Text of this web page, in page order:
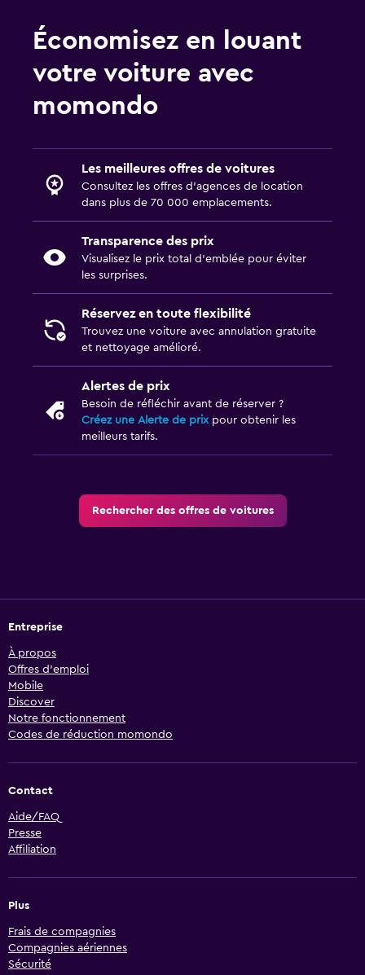
Économisez en louant
votre voiture avec
momondo
Les meilleures offres de voitures
Consultez les offres d’agences de location
dans plus de 70 000 emplacements.
Transparence des prix
Visualisez le prix total d’emblée pour éviter
les surprises.
Réservez en toute flexibilité
Trouvez une voiture avec annulation gratuite
et nettoyage amélioré.
Alertes de prix
Besoin de réfléchir avant de réserver ?
Créez une Alerte de prixpour obtenir les
meilleurs tarifs.
Rechercher des offres de voitures
Entreprise
À propos
Offres d’emploi
Mobile
Discover
Notre fonctionnement
Codes de réduction momondo
Contact
Aide/FAQ
Presse
Affiliation
Plus
Frais de compagnies
Compagnies aériennes
Sécurité